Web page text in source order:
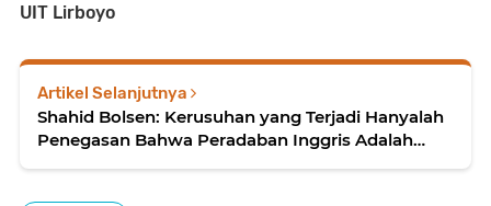
UIT Lirboyo
Artikel Selanjutnya
Shahid Bolsen: Kerusuhan yang Terjadi Hanyalah
Penegasan Bahwa Peradaban Inggris Adalah